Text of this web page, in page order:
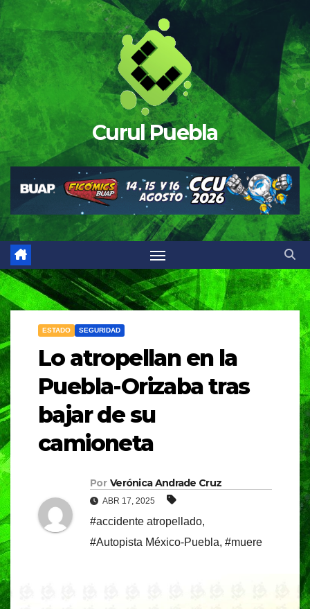
Saltar
al
contenido
Curul Puebla
ESTADO SEGURIDAD
Lo atropellan en la
Puebla-Orizaba tras
bajar de su
camioneta
Por Verónica Andrade Cruz
ABR 17, 2025
#accidente atropellado,
#Autopista México-Puebla, #muere